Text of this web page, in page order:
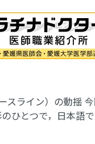
スライン）の動揺
ひとつで，日本語